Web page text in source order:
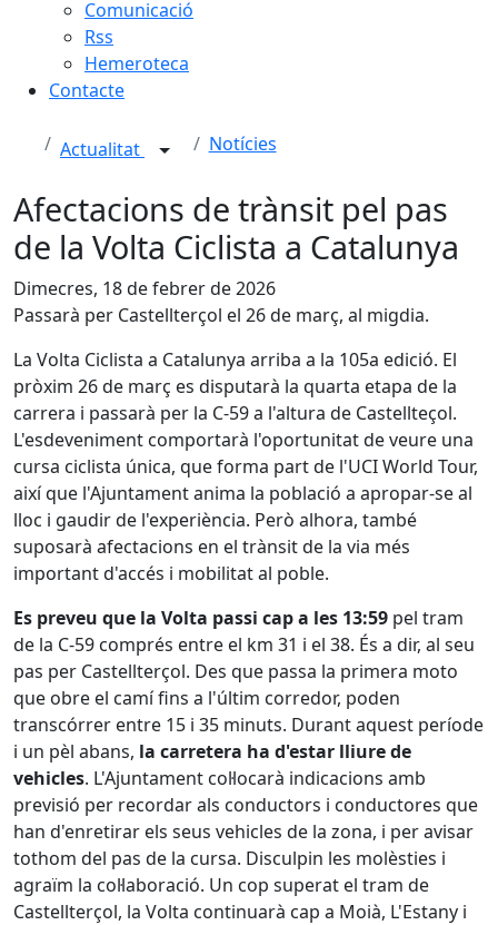
Comunicació
Rss
Hemeroteca
Contacte
Actualitat Notícies
Afectacions de trànsit pel pas
de la Volta Ciclista a Catalunya
Dimecres, 18 de febrer de 2026
Passarà per Castellterçol el 26 de març, al migdia.
La Volta Ciclista a Catalunya arriba a la 105a edició. El
pròxim 26 de març es disputarà la quarta etapa de la
carrera i passarà per la C-59 a l'altura de Castellteçol.
L'esdeveniment comportarà l'oportunitat de veure una
cursa ciclista única, que forma part de l'UCI World Tour,
així que l'Ajuntament anima la població a apropar-se al
lloc i gaudir de l'experiència. Però alhora, també
suposarà afectacions en el trànsit de la via més
important d'accés i mobilitat al poble.
Es preveu que la Volta passi cap a les 13:59 pel tram
de la C-59 comprés entre el km 31 i el 38. És a dir, al seu
pas per Castellterçol. Des que passa la primera moto
que obre el camí fins a l'últim corredor, poden
transcórrer entre 15 i 35 minuts. Durant aquest període
i un pèl abans, la carretera ha d'estar lliure de
vehicles. L'Ajuntament col·locarà indicacions amb
previsió per recordar als conductors i conductores que
han d'enretirar els seus vehicles de la zona, i per avisar
tothom del pas de la cursa. Disculpin les molèsties i
agraïm la col·laboració. Un cop superat el tram de
Castellterçol, la Volta continuarà cap a Moià, L'Estany i